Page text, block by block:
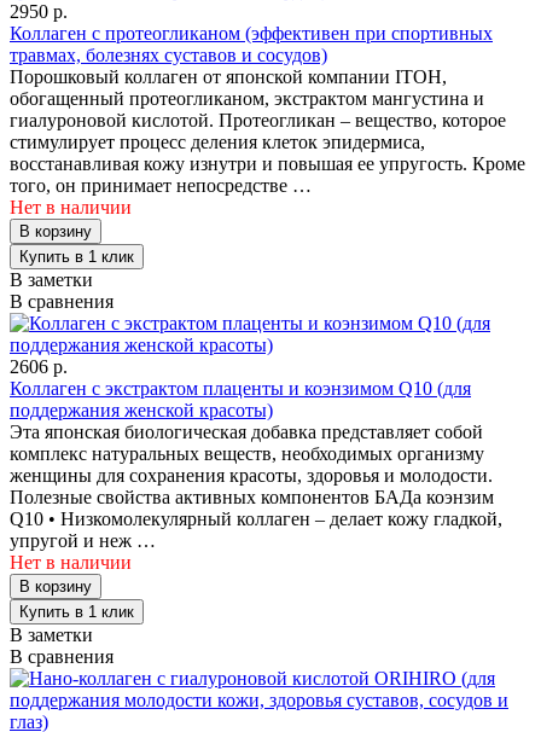
2950 р.
Коллаген с протеогликаном (эффективен при спортивных
травмах, болезнях суставов и сосудов)
Порошковый коллаген от японской компании ITOH,
обогащенный протеогликаном, экстрактом мангустина и
гиалуроновой кислотой. Протеогликан – вещество, которое
стимулирует процесс деления клеток эпидермиса,
восстанавливая кожу изнутри и повышая ее упругость. Кроме
того, он принимает непосредстве …
Нет в наличии
В заметки
В сравнения
2606 р.
Коллаген с экстрактом плаценты и коэнзимом Q10 (для
поддержания женской красоты)
Эта японская биологическая добавка представляет собой
комплекс натуральных веществ, необходимых организму
женщины для сохранения красоты, здоровья и молодости.
Полезные свойства активных компонентов БАДа коэнзим
Q10 • Низкомолекулярный коллаген – делает кожу гладкой,
упругой и неж …
Нет в наличии
В заметки
В сравнения